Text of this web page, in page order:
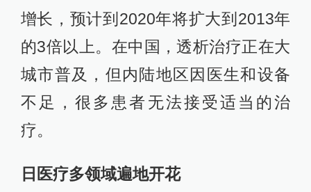
增长，预计到2020年将扩大到2013年
的3倍以上。在中国，透析治疗正在大
城市普及，但内陆地区因医生和设备
不足，很多患者无法接受适当的治
疗。
日医疗多领域遍地开花